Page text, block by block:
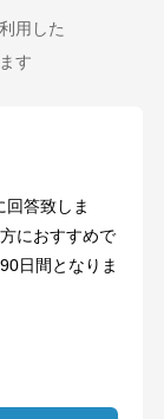
用した
す
答致しま
におすすめで
日間となりま